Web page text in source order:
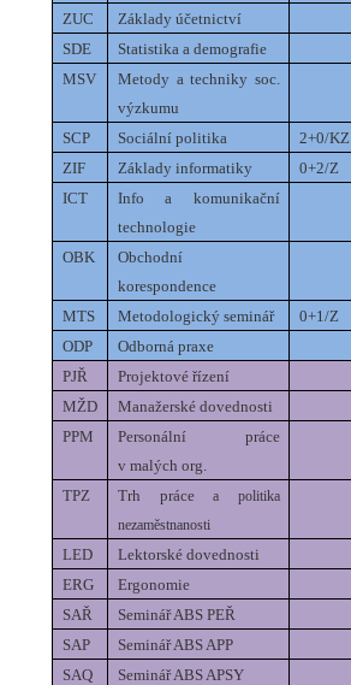
ZUC
Základy účetnictví
SDE
Statistika a demografie
MSV
Metody a techniky soc.
výzkumu
SCP Sociální politika 2+0/KZ
ZIF
Základy informatiky 0+2/Z
ICT
Info a komunikační
technologie
OBK
Obchodní
korespondence
MTS Metodologický seminář
0+1/Z
ODP
Odborná praxe
PJŘ
Projektové řízení
MŽD
Manažerské dovednosti
PPM
Personální práce
v malých org.
TPZ Trh prácea politika
nezaměstnanosti
LED Lektorské dovednosti
ERG
Ergonomie
SAŘ
Seminář ABS PEŘ
SAP
Seminář ABS APP
SAQ
Seminář ABS APSY